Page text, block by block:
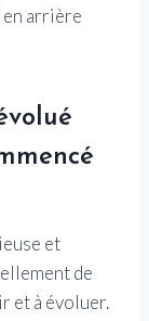
en arrière
et
de
et à évoluer.